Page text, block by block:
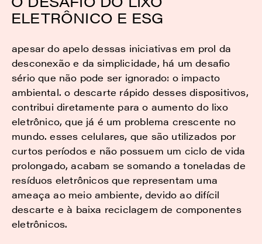
ELETRÔNICO E ESG
apesar do apelo dessas iniciativas em prol da
desconexão e da simplicidade, há um desafio
sério que não pode ser ignorado: o impacto
ambiental. o descarte rápido desses dispositivos,
contribui diretamente para o aumento do lixo
eletrônico, que já é um problema crescente no
mundo. esses celulares, que são utilizados por
curtos períodos e não possuem um ciclo de vida
prolongado, acabam se somando a toneladas de
resíduos eletrônicos que representam uma
ameaça ao meio ambiente, devido ao difícil
descarte e à baixa reciclagem de componentes
eletrônicos.